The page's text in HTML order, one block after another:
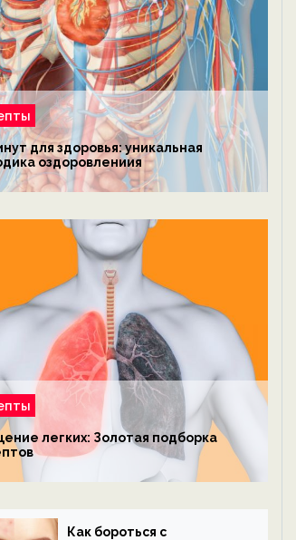
для здоровья: уникальная
оздоровлениия
легких: Золотая подборка
Как бороться с